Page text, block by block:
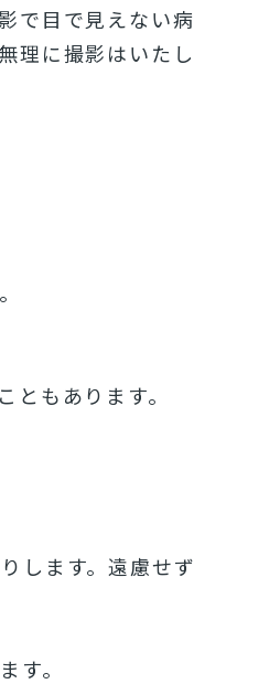
で目で見えない病
理に撮影はいたし
もあります。
します。遠慮せず
す。